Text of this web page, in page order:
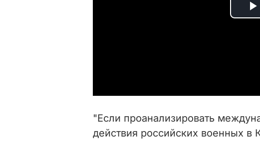
i
"Если проанализировать
действия российских военных